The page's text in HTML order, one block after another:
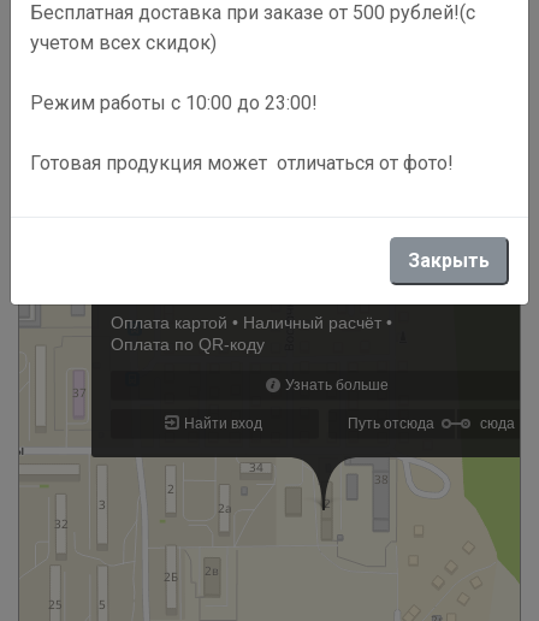
с 10:00 до 23:00
Бесплатная доставка при заказе от 500 рублей!(с
учетом всех скидок)
Режим работы с 10:00 до 23:00!
Готовая продукция может отличаться от фото!
Закрыть